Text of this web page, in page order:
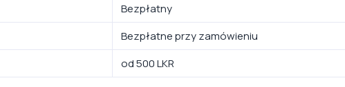
Bezpłatny
Bezpłatne przy zamówieniu
od 500 LKR